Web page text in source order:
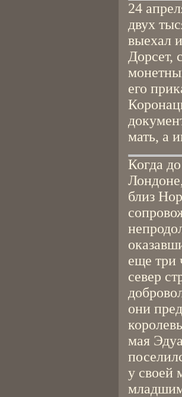
24
двух
выехал
Дорсет,
его
мать, а
Когда
близ
еще три
север
они
мая
у своей